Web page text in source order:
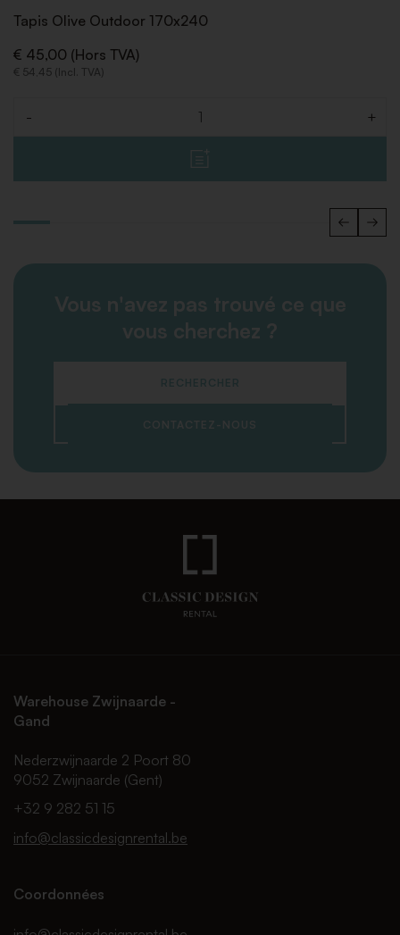
Tapis Olive Outdoor 170x240
€ 45,00 (Hors TVA)
€ 54,45 (Incl. TVA)
- +
Vous n'avez pas trouvé ce que
vous cherchez ?
RECHERCHER
CONTACTEZ-NOUS
Warehouse Zwijnaarde -
Gand
Nederzwijnaarde 2 Poort 80
9052 Zwijnaarde (Gent)
+32 9 282 51 15
info@classicdesignrental.be
Coordonnées